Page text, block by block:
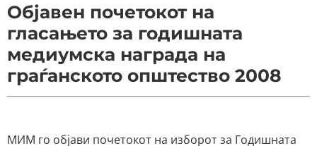
Објавен почетокот на
гласањето за годишната
медиумска награда на
граѓанското општество 2008
МИМ го објави почетокот на изборот за Годишната